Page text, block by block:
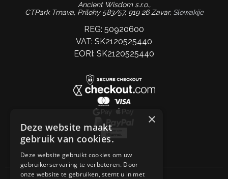
Ancient Wisdom s.r.o.,
CTPark Trnava, Prílohy 583/57, 919 26 Zavar, Slowakije
REG: 50920600
VAT: SK2120525440
EORI: SK2120525440
×
Deze website maakt
gebruik van cookies.
Deze website gebruikt cookies om uw
gebruikerservaring te verbeteren. Door
onze website te gebruiken, stemt u in met